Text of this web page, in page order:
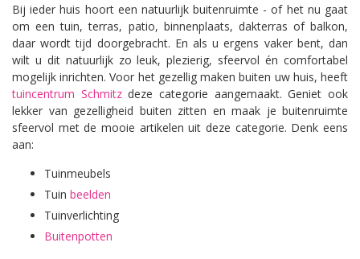
Bij ieder huis hoort een natuurlijk buitenruimte - of het nu gaat
om een tuin, terras, patio, binnenplaats, dakterras of balkon,
daar wordt tijd doorgebracht. En als u ergens vaker bent, dan
wilt u dit natuurlijk zo leuk, plezierig, sfeervol én comfortabel
mogelijk inrichten. Voor het gezellig maken buiten uw huis, heeft
tuincentrum Schmitzdeze categorie aangemaakt. Geniet ook
lekker van gezelligheid buiten zitten en maak je buitenruimte
sfeervol met de mooie artikelen uit deze categorie. Denk eens
aan:
Tuinmeubels
Tuin beelden
Tuinverlichting
Buitenpotten